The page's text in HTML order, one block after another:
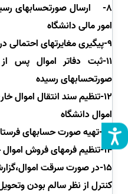
8-
ارسال صورتحسابهای
امور مالی دانشگاه
9-پیگیری مغایرتهای احتمالی دراموال شبکه تاحصول نتیجه
11-ثبت دفاتر اموال
صورتحسابهای رسیده
12-تنظیم سند انتقال اموال
اموال دانشگاه
13-تهیه صورت حسابهای فرستاده جهت اداره اموال دانشگاه
14-تنظیم فرمهای فروش اموال جهت اداره اموال دانشگاه
15-در صورت سرقت
کنترل از نظر سالم بودن